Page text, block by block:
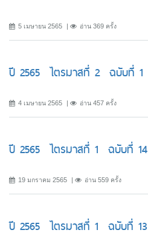
5 เมษายน 2565 อ่าน 369 ครั้ง
ปี 2565 ไตรมาสที่ 2 ฉบับที่ 1
4 เมษายน 2565 อ่าน 457 ครั้ง
ปี 2565 ไตรมาสที่ 1 ฉบับที่ 14
19 มกราคม 2565 อ่าน 559 ครั้ง
ปี 2565 ไตรมาสที่ 1 ฉบับที่ 13